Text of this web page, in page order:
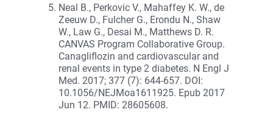
Neal B., Perkovic V., Mahaffey K. W., de
Zeeuw D., Fulcher G., Erondu N., Shaw
W., Law G., Desai M., Matthews D. R.
CANVAS Program Collaborative Group.
Canagliflozin and cardiovascular and
renal events in type 2 diabetes. N Engl J
Med. 2017; 377 (7): 644-657. DOI:
10.1056/NEJMoa1611925. Epub 2017
Jun 12. PMID: 28605608.